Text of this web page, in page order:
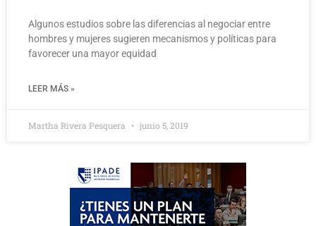
Algunos estudios sobre las diferencias al negociar entre
hombres y mujeres sugieren mecanismos y políticas para
favorecer una mayor equidad
LEER MÁS »
Martha Rivera Pesquera junio 5, 2019